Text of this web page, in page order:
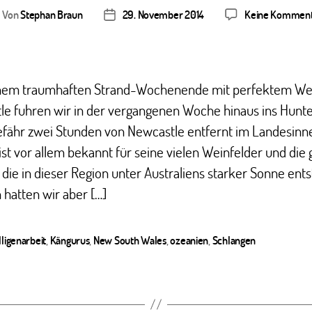
VonStephan Braun Veröffentlichungsdatum
29. November 2014 Keine
traumhaften Strand-Wochenende mit perfektem
fuhren wir in der vergangenen Woche hinaus ins
zwei Stunden von Newcastle entfernt im
vor allem bekannt für seine vielen Weinfelder und die
in dieser Region unter Australiens starker Sonne
hatten wir aber […]
Kängurus, New South Wales,ozeanien Schlangen